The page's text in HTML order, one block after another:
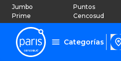
Jumbo
Prime
Puntos
Cencosud
Categorías